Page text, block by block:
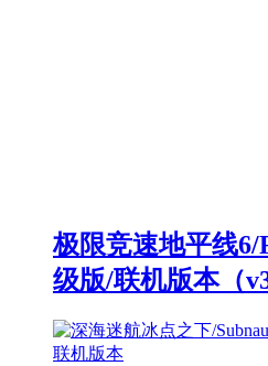
极限竞速地平线
级版/联机版本（